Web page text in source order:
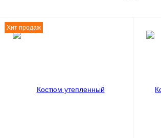
Хит продаж